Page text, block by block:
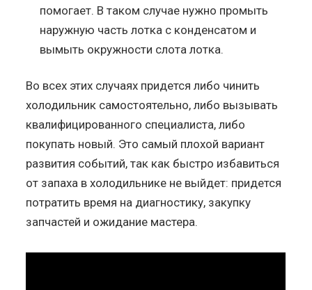
помогает. В таком случае нужно промыть
наружную часть лотка с конденсатом и
вымыть окружности слота лотка.
Во всех этих случаях придется либо чинить
холодильник самостоятельно, либо вызывать
квалифицированного специалиста, либо
покупать новый. Это самый плохой вариант
развития событий, так как быстро избавиться
от запаха в холодильнике не выйдет: придется
потратить время на диагностику, закупку
запчастей и ожидание мастера.